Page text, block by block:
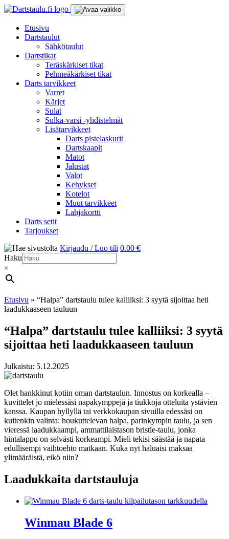
Skip
contentEtusivu
Dartstaulut
Sähkötaulut
Dartstikat
Teräskärkiset tikat
Pehmeäkärkiset tikat
Darts tarvikkeet
Varret
Kärjet
Sulat
Sulka-varsi -yhdistelmät
Lisätarvikkeet
Darts pistelaskurit
Dartskaapit
Matot
Jalustat
Valot
Kehykset
Kotelot
Muut tarvikkeet
Lahjakortti
Darts setit
Tarjoukset
Kirjaudu / Luo tili 0.00 €
Haku
×
Etusivu » “Halpa” dartstaulu tulee kalliiksi: 3 syytä sijoittaa heti
laadukkaaseen tauluun
“Halpa” dartstaulu tulee kalliiksi: 3 syytä
sijoittaa heti laadukkaaseen tauluun
Julkaistu: 5.12.2025
Olet hankkinut kotiin oman dartstaulun. Innostus on korkealla –
kuvittelet jo mielessäsi napakymppejä ja tiukkoja otteluita ystävien
kanssa. Kaupan hyllyllä tai verkkokaupan sivuilla edessäsi on
kuitenkin valinta: houkuttelevan halpa, parinkympin taulu, ja sen
vieressä laadukkaampi, ammattilaistason bristle-taulu, jonka
hintalappu on selvästi korkeampi. Mieli tekisi säästää ja napata
edullisempi vaihtoehto matkaan. Kuka nyt haluaisi maksaa
ylimääräistä, eikö niin?
Laadukkaita dartstauluja
Winmau Blade 6